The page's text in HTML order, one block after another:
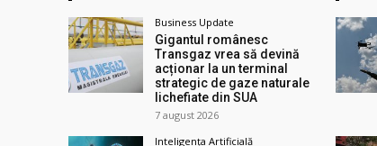
Business Update
Gigantul românesc
Transgaz vrea să devină
acționar la un terminal
strategic de gaze naturale
lichefiate din SUA
7 august 2026
Inteligența Artificială